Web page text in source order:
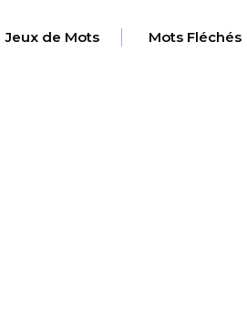
Jeux de Mots Mots Fléchés